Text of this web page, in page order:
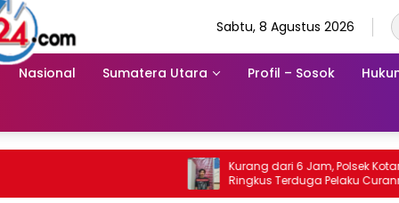
Sabtu, 8 Agustus 2026
Nasional Sumatera Utara Profil – Sosok
Kurang dari 6 Jam, Polsek Kotarih
Ringkus Terduga Pelaku Curanmor di
Tebing Tinggi